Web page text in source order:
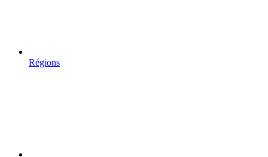
Régions